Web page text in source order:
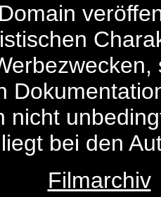
nicht
bei den
Filmarchiv